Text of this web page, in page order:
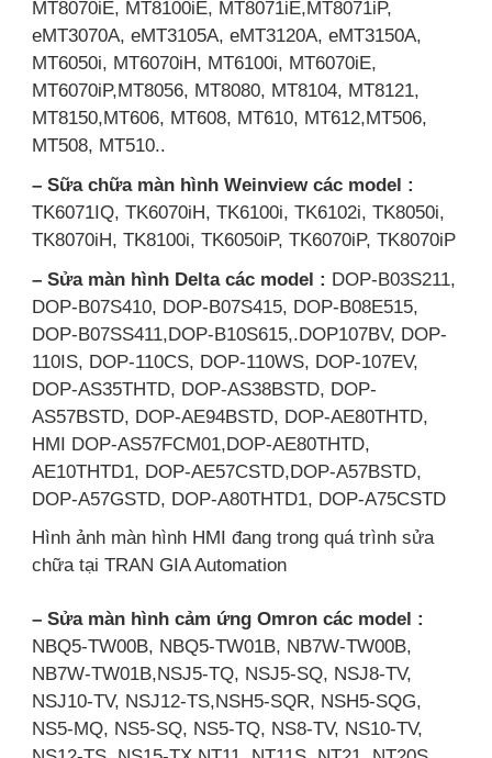
MT8070iE, MT8100iE, MT8071iE,MT8071iP,
eMT3070A, eMT3105A, eMT3120A, eMT3150A,
MT6050i, MT6070iH, MT6100i, MT6070iE,
MT6070iP,MT8056, MT8080, MT8104, MT8121,
MT8150,MT606, MT608, MT610, MT612,MT506,
MT508, MT510..
– Sữa chữa màn hình Weinview các model :
TK6071IQ, TK6070iH, TK6100i, TK6102i, TK8050i,
TK8070iH, TK8100i, TK6050iP, TK6070iP, TK8070iP
– Sửa màn hình Delta các model : DOP-B03S211,
DOP-B07S410, DOP-B07S415, DOP-B08E515,
DOP-B07SS411,DOP-B10S615,.DOP107BV, DOP-
110IS, DOP-110CS, DOP-110WS, DOP-107EV,
DOP-AS35THTD, DOP-AS38BSTD, DOP-
AS57BSTD, DOP-AE94BSTD, DOP-AE80THTD,
HMI DOP-AS57FCM01,DOP-AE80THTD,
AE10THTD1, DOP-AE57CSTD,DOP-A57BSTD,
DOP-A57GSTD, DOP-A80THTD1, DOP-A75CSTD
Hình ảnh màn hình HMI đang trong quá trình sửa
chữa tại TRAN GIA Automation
– Sửa màn hình cảm ứng Omron các model :
NBQ5-TW00B, NBQ5-TW01B, NB7W-TW00B,
NB7W-TW01B,NSJ5-TQ, NSJ5-SQ, NSJ8-TV,
NSJ10-TV, NSJ12-TS,NSH5-SQR, NSH5-SQG,
NS5-MQ, NS5-SQ, NS5-TQ, NS8-TV, NS10-TV,